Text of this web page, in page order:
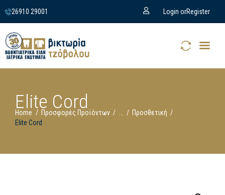
26910 29001 Login orRegister
Elite Cord
Home Προσφορές Προϊόντων
Προσθετική
Elite Cord